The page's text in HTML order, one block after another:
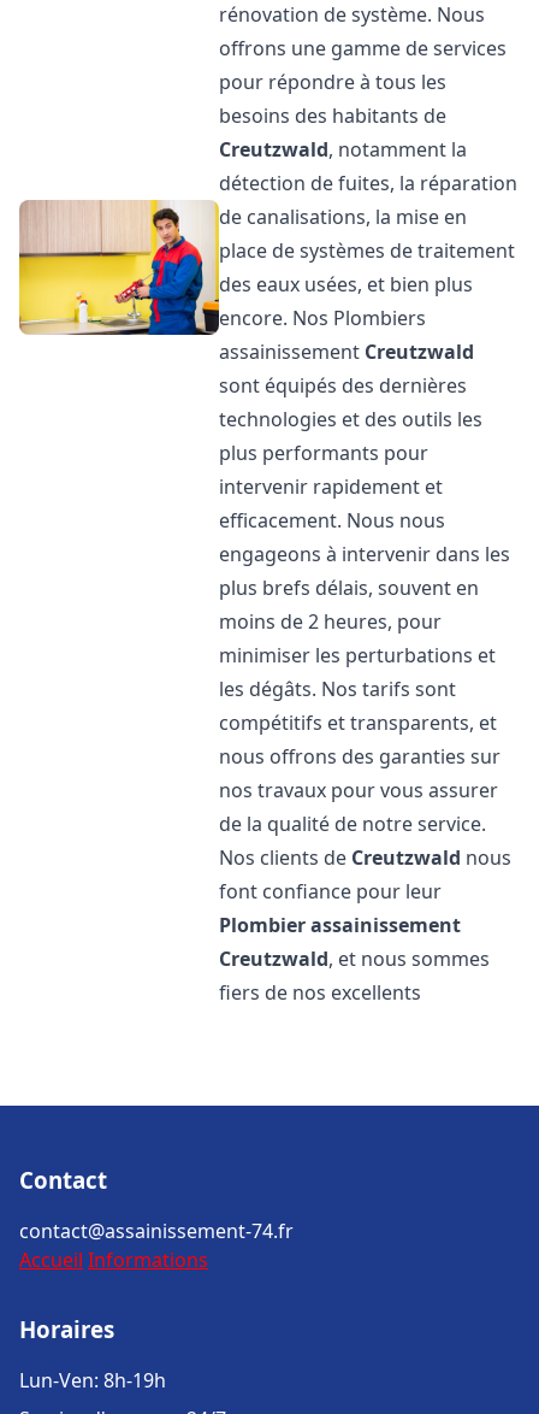
rénovation de système. Nous
offrons une gamme de services
pour répondre à tous les
besoins des habitants de
Creutzwald, notamment la
détection de fuites, la réparation
de canalisations, la mise en
place de systèmes de traitement
des eaux usées, et bien plus
encore. Nos Plombiers
assainissement Creutzwald
sont équipés des dernières
technologies et des outils les
plus performants pour
intervenir rapidement et
efficacement. Nous nous
engageons à intervenir dans les
plus brefs délais, souvent en
moins de 2 heures, pour
minimiser les perturbations et
les dégâts. Nos tarifs sont
compétitifs et transparents, et
nous offrons des garanties sur
nos travaux pour vous assurer
de la qualité de notre service.
Nos clients de Creutzwald nous
font confiance pour leur
Plombier assainissement
Creutzwald, et nous sommes
fiers de nos excellents
Contact
contact@assainissement-74.fr
Accueil Informations
Horaires
Lun-Ven: 8h-19h